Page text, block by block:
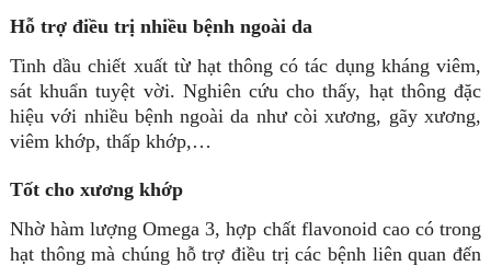
Hỗ trợ điều trị nhiều bệnh ngoài da
Tinh dầu chiết xuất từ hạt thông có tác dụng kháng viêm,
sát khuẩn tuyệt vời. Nghiên cứu cho thấy, hạt thông đặc
hiệu với nhiều bệnh ngoài da như còi xương, gãy xương,
viêm khớp, thấp khớp,…
Tốt cho xương khớp
Nhờ hàm lượng Omega 3, hợp chất flavonoid cao có trong
hạt thông mà chúng hỗ trợ điều trị các bệnh liên quan đến